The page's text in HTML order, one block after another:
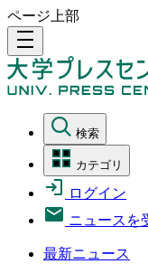
ページ上部
density_medium
検索
カテゴリ
ログイン
ニュースを
最新ニュース